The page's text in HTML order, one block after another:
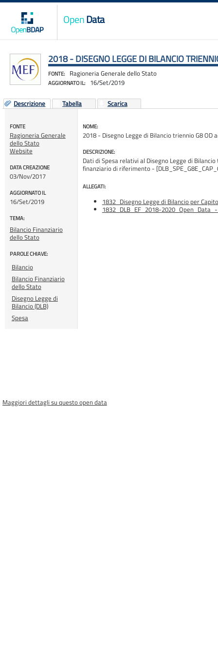
OpenData
2018 - DISEGNO LEGGE DI BILANCIO
FONTE: Ragioneria Generale dello Stato
AGGIORNATO IL: 16/Set/2019
Descrizione Tabella Scarica
FONTE
Ragioneria Generale
dello Stato
Website
DATA CREAZIONE
03/Nov/2017
AGGIORNATO IL
16/Set/2019
TEMA:
Bilancio Finanziario
dello Stato
PAROLE CHIAVE:
Bilancio
Bilancio Finanziario
dello Stato
Disegno Legge di
Bilancio (DLB)
Spesa
NOME:
2018 - Disegno Legge di Bilancio triennio G8 OD
DESCRIZIONE:
Dati di Spesa relativi al Disegno Legge di
finanziario di riferimento -
ALLEGATI:
1832_Disegno Legge di Bilancio per
1832_DLB_EF_2018-
Maggiori dettagli su questo open data